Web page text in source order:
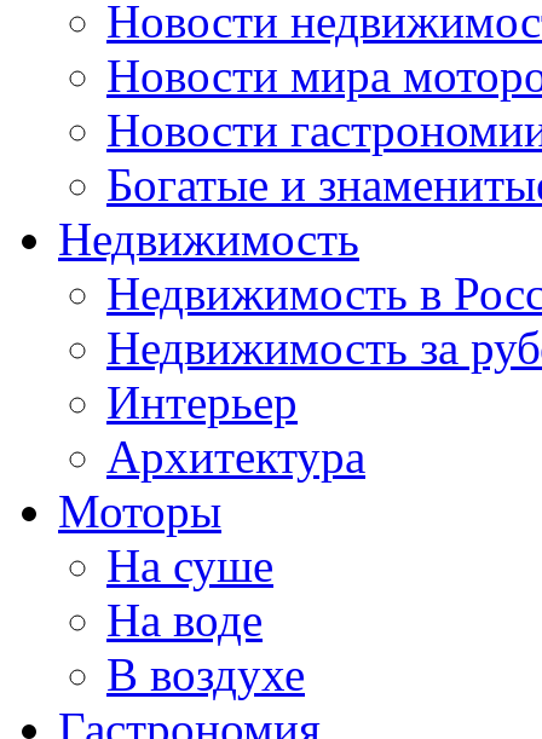
Новости
Новости мира
Новости
Богатые и
Недвижимость
Недвижимость в
Недвижимость за
Интерьер
Архитектура
Моторы
На суше
На воде
В воздухе
Гастрономия